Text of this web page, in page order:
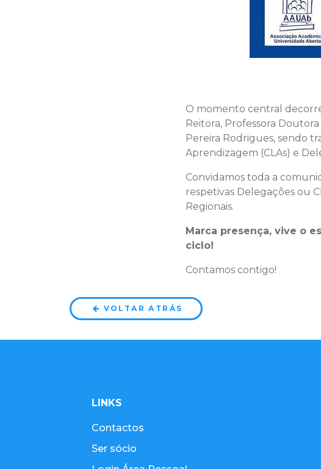
O momento central
Reitora, Professora
Pereira Rodrigues, sendo
Aprendizagem (CLAs) e
Convidamos toda a
respetivas Delegações ou
Regionais.
Marca presença, vive o
ciclo!
Contamos contigo!
VOLTAR ATRÁS
LINKS
Contactos
Ser sócio